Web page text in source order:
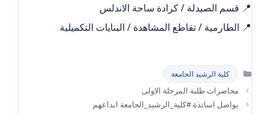
📍 قسم الصيدلة / كرادة ساحة الاندلس
📍 الطارمية / تقاطع المشاهدة / البنايات التكميلية
التصنيفات
كلية الرشيد الجامعة
محاضرات طلبة المرحلة الاولى
يواصل اساتذة #كلية_الرشيد_الجامعة ابداعهم